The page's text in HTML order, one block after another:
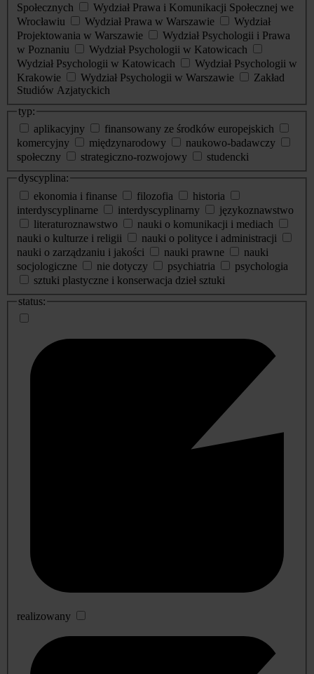
Społecznych
Wydział Prawa i Komunikacji Społecznej we
Wrocławiu
Wydział Prawa w Warszawie
Wydział
Projektowania w Warszawie
Wydział Psychologii i Prawa
w Poznaniu
Wydział Psychologii w Katowicach
Wydział Psychologii w Katowicach
Wydział Psychologii w
Krakowie
Wydział Psychologii w Warszawie
Zakład
Studiów Azjatyckich
typ:
aplikacyjny
finansowany ze środków europejskich
komercyjny
międzynarodowy
naukowo-badawczy
społeczny
strategiczno-rozwojowy
studencki
dyscyplina:
ekonomia i finanse
filozofia
historia
interdyscyplinarne
interdyscyplinarny
językoznawstwo
literaturoznawstwo
nauki o komunikacji i mediach
nauki o kulturze i religii
nauki o polityce i administracji
nauki o zarządzaniu i jakości
nauki prawne
nauki
socjologiczne
nie dotyczy psychiatria
psychologia
sztuki plastyczne i konserwacja dzieł sztuki
status:
realizowany